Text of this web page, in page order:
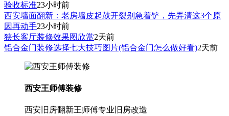
验收标准23小时前
西安墙面翻新：老房墙皮起鼓开裂别急着铲，先弄清这3个原
因再动手23小时前
狭长客厅装修效果图欣赏2天前
铝合金门装修选择七大技巧图片(铝合金门怎么做好看)2天前
西安王师傅装修
西安旧房翻新王师傅专业旧房改造